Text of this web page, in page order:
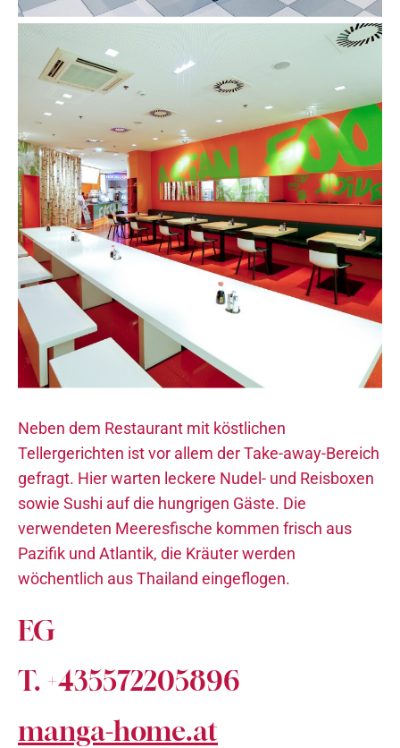
Neben dem Restaurant mit köstlichen
Tellergerichten ist vor allem der Take-away-Bereich
gefragt. Hier warten leckere Nudel- und Reisboxen
sowie Sushi auf die hungrigen Gäste. Die
verwendeten Meeresfische kommen frisch aus
Pazifik und Atlantik, die Kräuter werden
wöchentlich aus Thailand eingeflogen.
EG
T. +435572205896
manga-home.at